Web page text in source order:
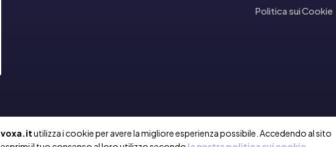
voxa.itutilizza i cookie per avere la migliore esperienza possibile. Accedendo al sito
Politica sui Cookie